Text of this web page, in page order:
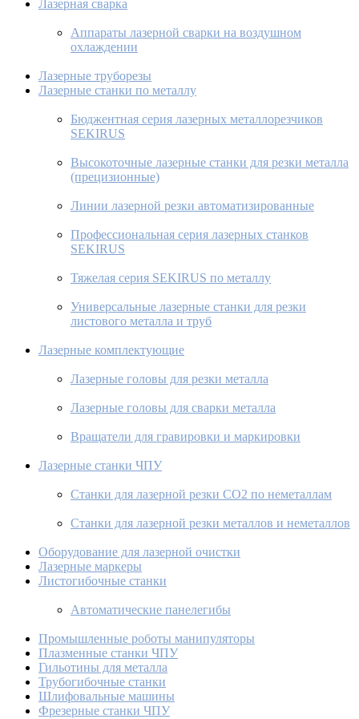
Лазерная сварка
Аппараты лазерной сварки на воздушном
охлаждении
Лазерные труборезы
Лазерные станки по металлу
Бюджентная серия лазерных металлорезчиков
SEKIRUS
Высокоточные лазерные станки для резки металла
(прецизионные)
Линии лазерной резки автоматизированные
Профессиональная серия лазерных станков
SEKIRUS
Тяжелая серия SEKIRUS по металлу
Универсальные лазерные станки для резки
листового металла и труб
Лазерные комплектующие
Лазерные головы для резки металла
Лазерные головы для сварки металла
Вращатели для гравировки и маркировки
Лазерные станки ЧПУ
Станки для лазерной резки CO2 по неметаллам
Станки для лазерной резки металлов и неметаллов
Оборудование для лазерной очистки
Лазерные маркеры
Листогибочные станки
Автоматические панелегибы
Промышленные роботы манипуляторы
Плазменные станки ЧПУ
Гильотины для металла
Трубогибочные станки
Шлифовальные машины
Фрезерные станки ЧПУ